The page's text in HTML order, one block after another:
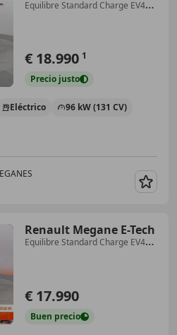
Equilibre Standard Charge EV40
€ 18.990 1
Precio justo
Eléctrico 96 kW (131 CV)
Renault Megane E-Tech
Equilibre Standard Charge EV40
€ 17.990
Buen precio